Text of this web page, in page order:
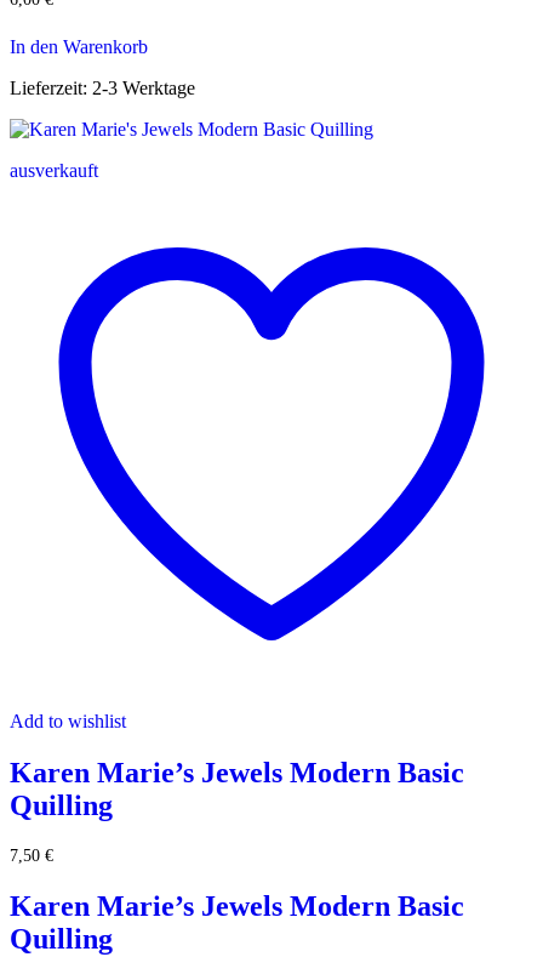
In den Warenkorb
Lieferzeit: 2-3 Werktage
ausverkauft
Add to wishlist
Karen Marie’s Jewels Modern Basic
Quilling
7,50 €
Karen Marie’s Jewels Modern Basic
Quilling